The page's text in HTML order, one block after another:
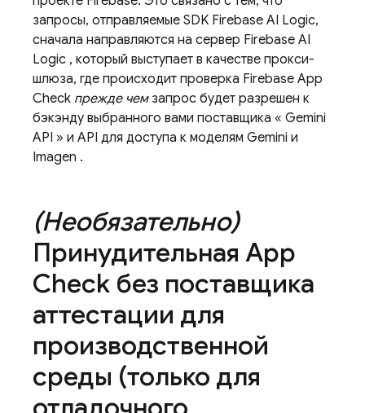
запросы, отправляемые SDK Firebase AI Logic,
сначала направляются на сервер Firebase AI
Logic , который выступает в качестве прокси-
шлюза, где происходит проверка Firebase App
Check прежде чемзапрос будет разрешен к
бэкэнду выбранного вами поставщика « Gemini
API » и API для доступа к моделям Gemini и
Imagen .
(Необязательно)
Принудительная App
Check без поставщика
аттестации для
производственной
среды (только для